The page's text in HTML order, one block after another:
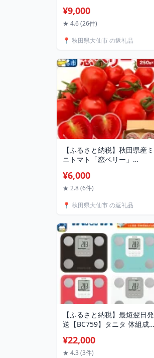
R8年産 新米予約×白米／無洗
米×容量×お届け回数】 [米 お
ち ブランド米 通算18回 特A
秋田県産]
¥9,000
★ 4.6 (26件)
📍 秋田県大仙市 の返礼品
【ふるさと納税】秋田県産ミ
ニトマト「恋ベリー」
高糖度 とまと 野菜 新鮮 甘い
[ミニトマト 恋ベリー ギフト
菜 新鮮 甘い 秋田県 大仙市]
¥6,000
★ 2.8 (6件)
📍 秋田県大仙市 の返礼品
【ふるさと納税】最短翌日発
送【BC759】タニタ 体組成
ー／ピンク／ホワイト］ 体
重計
¥22,000
★ 4.3 (3件)